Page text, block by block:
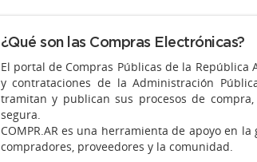
¿Qué son las Compras Electrónicas?
El portal de Compras Públicas de la República
y contrataciones de la Administración
tramitan y publican sus procesos de
segura.
COMPR.AR es una herramienta de apoyo en
compradores, proveedores y la comunidad.